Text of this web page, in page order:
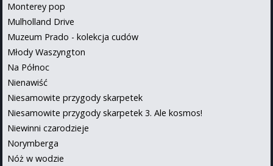
Monterey pop
Mulholland Drive
Muzeum Prado - kolekcja cudów
Młody Waszyngton
Na Północ
Nienawiść
Niesamowite przygody skarpetek
Niesamowite przygody skarpetek 3. Ale kosmos!
Niewinni czarodzieje
Norymberga
Nóż w wodzie